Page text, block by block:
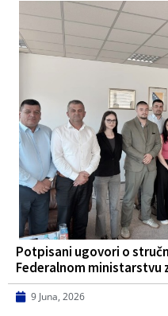
Potpisani ugovori o
Federalnom
9 Juna, 2026